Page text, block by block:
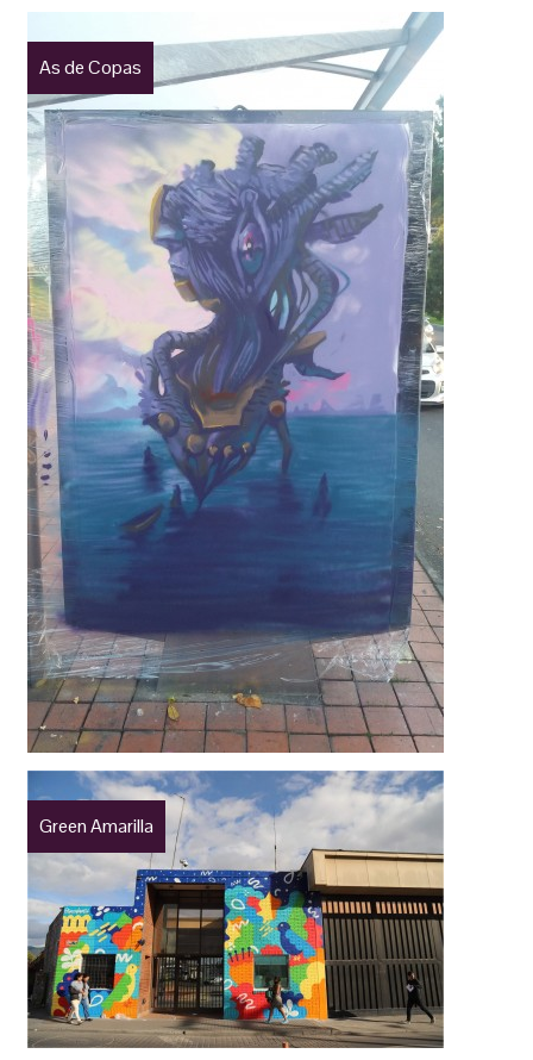
As de Copas
Green Amarilla